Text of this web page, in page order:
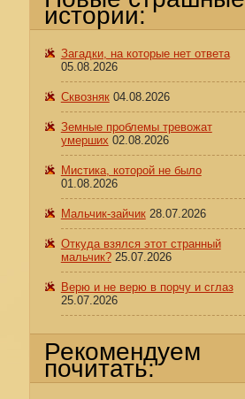
истории:
Загадки, на которые нет ответа
05.08.2026
Сквозняк 04.08.2026
Земные проблемы тревожат
умерших 02.08.2026
Мистика, которой не было
01.08.2026
Мальчик-зайчик 28.07.2026
Откуда взялся этот странный
мальчик? 25.07.2026
Верю и не верю в порчу и сглаз
25.07.2026
Рекомендуем
почитать: